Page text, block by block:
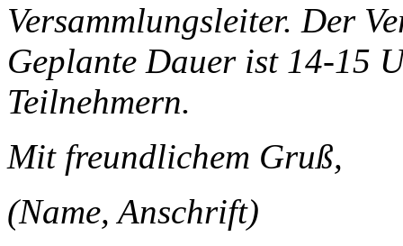
Versammlungsleiter. Der
Geplante Dauer ist 14-15
Teilnehmern.
Mit freundlichem Gruß,
(Name, Anschrift)